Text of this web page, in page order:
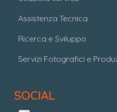
Assistenza Tecnica
Ricerca e Sviluppo
Servizi Fotografici e
SOCIAL